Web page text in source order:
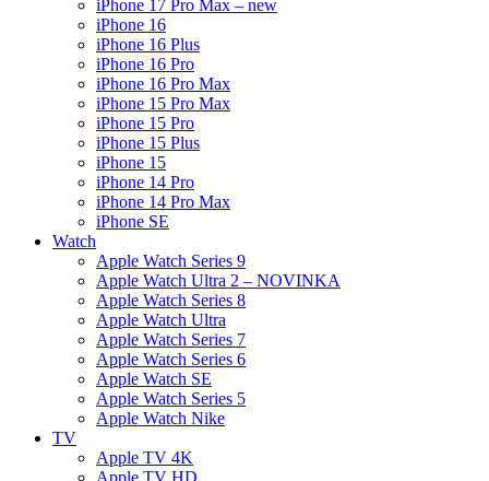
iPhone 17 Pro Max – new
iPhone 16
iPhone 16 Plus
iPhone 16 Pro
iPhone 16 Pro Max
iPhone 15 Pro Max
iPhone 15 Pro
iPhone 15 Plus
iPhone 15
iPhone 14 Pro
iPhone 14 Pro Max
iPhone SE
Watch
Apple Watch Series 9
Apple Watch Ultra 2 – NOVINKA
Apple Watch Series 8
Apple Watch Ultra
Apple Watch Series 7
Apple Watch Series 6
Apple Watch SE
Apple Watch Series 5
Apple Watch Nike
TV
Apple TV 4K
Apple TV HD